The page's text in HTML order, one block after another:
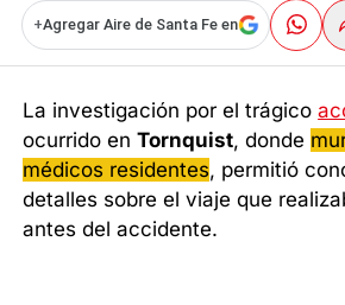
+Agregar Aire de Santa Fe en
La investigación por el trágico
ocurrido enTornquist, donde
médicos residentes, permitió
detalles sobre el viaje que
antes del accidente.